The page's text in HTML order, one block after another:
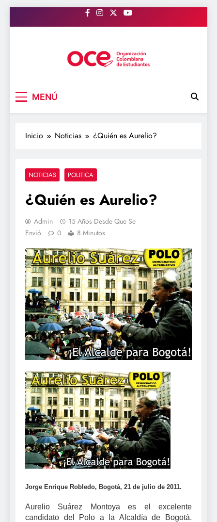
al
MENÚ
Inicio Noticias ¿Quién es Aurelio?
NOTICIAS POLITICA
¿Quién es Aurelio?
Admin
15 Años Desde Que Se
Envió
0 8 Minutos
Jorge Enrique Robledo, Bogotá, 21 de julio de 2011.
Aurelio Suárez Montoya es el excelente
candidato del Polo a la Alcaldía de Bogotá.